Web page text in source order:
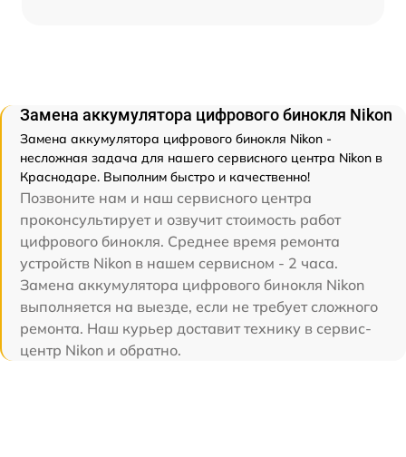
Замена аккумулятора цифрового бинокля Nikon
Замена аккумулятора цифрового бинокля Nikon -
несложная задача для нашего сервисного центра Nikon в
Краснодаре. Выполним быстро и качественно!
Позвоните нам и наш сервисного центра
проконсультирует и озвучит стоимость работ
цифрового бинокля. Среднее время ремонта
устройств Nikon в нашем сервисном - 2 часа.
Замена аккумулятора цифрового бинокля Nikon
выполняется на выезде, если не требует сложного
ремонта. Наш курьер доставит технику в сервис-
центр Nikon и обратно.